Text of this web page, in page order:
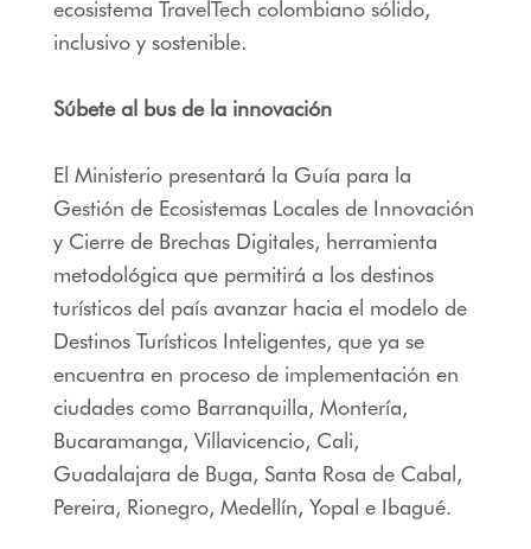
ecosistema TravelTech colombiano sólido,
inclusivo y sostenible.
Súbete al bus de la innovación
El Ministerio presentará la Guía para la
Gestión de Ecosistemas Locales de Innovación
y Cierre de Brechas Digitales, herramienta
metodológica que permitirá a los destinos
turísticos del país avanzar hacia el modelo de
Destinos Turísticos Inteligentes, que ya se
encuentra en proceso de implementación en
ciudades como Barranquilla, Montería,
Bucaramanga, Villavicencio, Cali,
Guadalajara de Buga, Santa Rosa de Cabal,
Pereira, Rionegro, Medellín, Yopal e Ibagué.